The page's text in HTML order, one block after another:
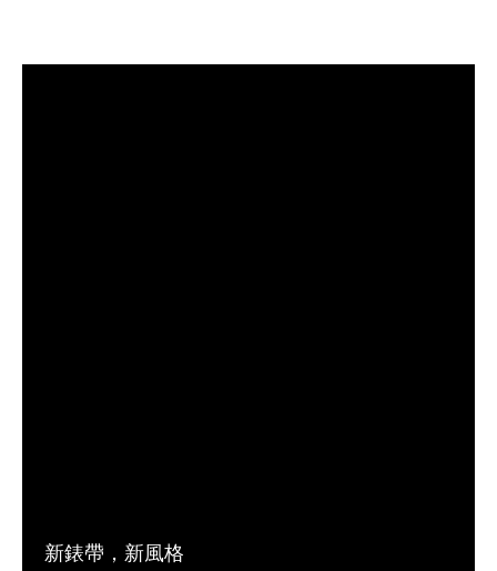
新錶帶，新風格